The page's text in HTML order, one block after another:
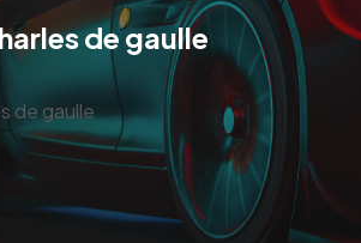
de gaulle
de gaulle